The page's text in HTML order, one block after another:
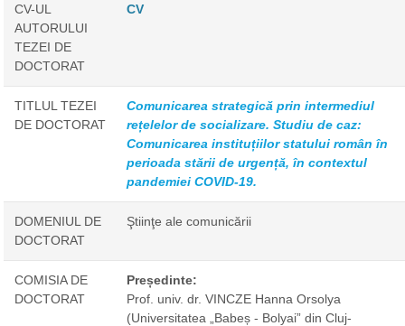
CV-UL
AUTORULUI
TEZEI DE
DOCTORAT
CV
TITLUL TEZEI
DE DOCTORAT
Comunicarea strategică prin intermediul
rețelelor de socializare. Studiu de caz:
Comunicarea instituțiilor statului român în
perioada stării de urgență, în contextul
pandemiei COVID-19.
DOMENIUL DE
DOCTORAT
Ştiinţe ale comunicării
COMISIA DE
DOCTORAT
Președinte:
Prof. univ. dr. VINCZE Hanna Orsolya
(Universitatea „Babeș - Bolyai” din Cluj-